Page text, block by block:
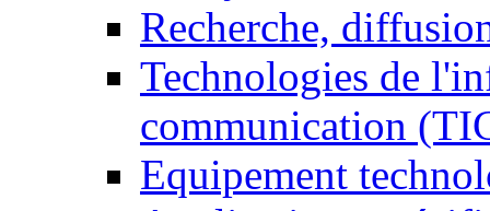
Recherche,
Technologies de
communication
Equipement